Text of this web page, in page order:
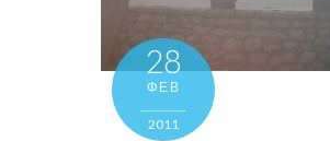
28
ΦΕΒ
2011